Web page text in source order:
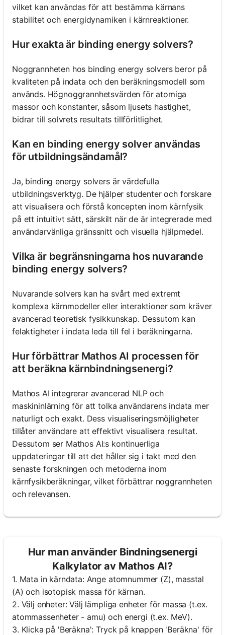
vilket kan användas för att bestämma kärnans
stabilitet och energidynamiken i kärnreaktioner.
Hur exakta är binding energy solvers?
Noggrannheten hos binding energy solvers beror på
kvaliteten på indata och den beräkningsmodell som
används. Högnoggrannhetsvärden för atomiga
massor och konstanter, såsom ljusets hastighet,
bidrar till solvrets resultats tillförlitlighet.
Kan en binding energy solver användas
för utbildningsändamål?
Ja, binding energy solvers är värdefulla
utbildningsverktyg. De hjälper studenter och forskare
att visualisera och förstå koncepten inom kärnfysik
på ett intuitivt sätt, särskilt när de är integrerade med
användarvänliga gränssnitt och visuella hjälpmedel.
Vilka är begränsningarna hos nuvarande
binding energy solvers?
Nuvarande solvers kan ha svårt med extremt
komplexa kärnmodeller eller interaktioner som kräver
avancerad teoretisk fysikkunskap. Dessutom kan
felaktigheter i indata leda till fel i beräkningarna.
Hur förbättrar Mathos AI processen för
att beräkna kärnbindningsenergi?
Mathos AI integrerar avancerad NLP och
maskininlärning för att tolka användarens indata mer
naturligt och exakt. Dess visualiseringsmöjligheter
tillåter användare att effektivt visualisera resultat.
Dessutom ser Mathos AI:s kontinuerliga
uppdateringar till att det håller sig i takt med den
senaste forskningen och metoderna inom
kärnfysikberäkningar, vilket förbättrar noggrannheten
och relevansen.
Hur man använder Bindningsenergi
Kalkylator av Mathos AI?
1. Mata in kärndata: Ange atomnummer (Z), masstal
(A) och isotopisk massa för kärnan.
2. Välj enheter: Välj lämpliga enheter för massa (t.ex.
atommassenheter - amu) och energi (t.ex. MeV).
3. Klicka på 'Beräkna': Tryck på knappen 'Beräkna' för